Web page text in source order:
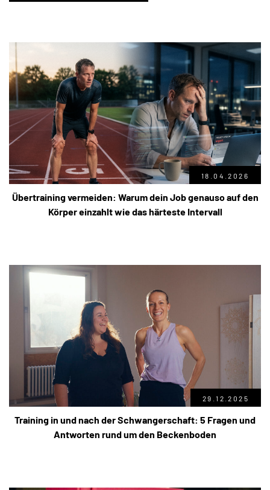
18.04.2026
Übertraining vermeiden: Warum dein Job genauso auf den
Körper einzahlt wie das härteste Intervall
29.12.2025
Training in und nach der Schwangerschaft: 5 Fragen und
Antworten rund um den Beckenboden